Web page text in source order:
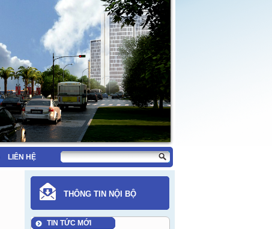
LIÊN HỆ
THÔNG TIN NỘI BỘ
TIN TỨC MỚI